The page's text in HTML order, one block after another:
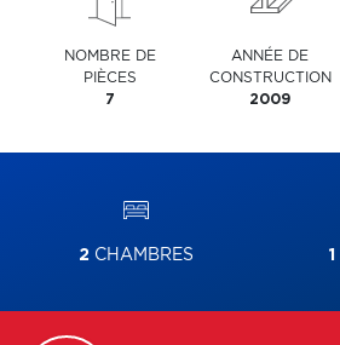
NOMBRE DE
PIÈCES
7
ANNÉE DE
CONSTRUCTION
2009
2CHAMBRES 1